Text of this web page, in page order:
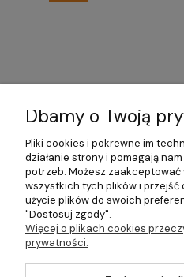
Dbamy o Twoją
Pliki cookies i pokrewne im
działanie strony i pomagają
potrzeb. Możesz
wszystkich tych plików i
użycie plików do swoich
"Dostosuj zgody".
Więcej o plikach cookies
prywatności.